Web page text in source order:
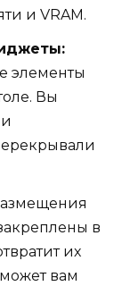
и VRAM.
элементы
Вы
в
их
вам